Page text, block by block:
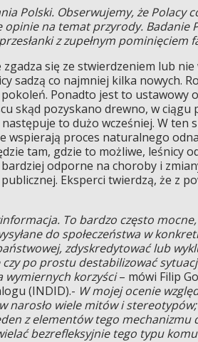
Polski. Obserwujemy, że Polacy
opinie na temat przyrody. Badanie
z zupełnym pominięciem
się ze stwierdzeniem lub nie
sadzą co najmniej kilka nowych.
pokoleń. Ponadto jest to ustawowy
skąd pozyskano drewno, w ciągu
to dużo wcześniej. W ten
wspierają proces naturalnego
tam, gdzie to możliwe, leśnicy
odporne na choroby i
Eksperci twierdzą, że z
To bardzo często
do społeczeństwa w
zdyskredytować lub
po prostu destabilizować
wymiernych korzyści– mówi Filip
(INDID).- W mojej ocenie
narosło wiele mitów i
z elementów tego
bezrefleksyjnie tego typu